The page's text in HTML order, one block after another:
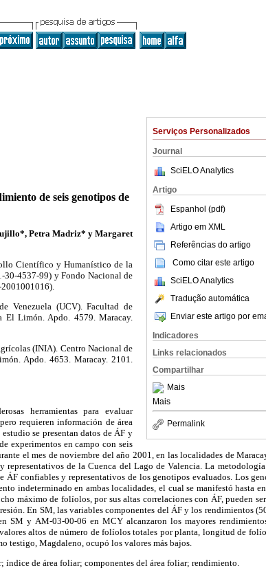
Serviços Personalizados
Journal
SciELO Analytics
Artigo
Espanhol (pdf)
Artigo em XML
Referências do artigo
Como citar este artigo
SciELO Analytics
Tradução automática
Enviar este artigo por
Indicadores
Links relacionados
Compartilhar
Mais
Mais
Permalink
de seis genotipos de
Petra Madriz* y Margaret
Científico y Humanístico de la
30-4537-99) y Fondo Nacional de
Venezuela (UCV). Facultad de
El Limón. Apdo. 4579. Maracay.
(INIA). Centro Nacional de
Apdo. 4653. Maracay. 2101.
herramientas para evaluar
requieren información de área
se presentan datos de ÁF y
experimentos en campo con seis
el mes de noviembre del año 2001, en las localidades de
representativos de la Cuenca del Lago de Valencia. La
confiables y representativos de los genotipos evaluados. Los
indeterminado en ambas localidades, el cual se manifestó hasta
máximo de folíolos, por sus altas correlaciones con ÁF, pueden
En SM, las variables componentes del ÁF y los rendimientos
SM y AM-03-00-06 en MCY alcanzaron los mayores
altos de número de folíolos totales por planta, longitud de
testigo, Magdaleno, ocupó los valores más bajos.
índice de área foliar; componentes del área foliar; rendimiento.